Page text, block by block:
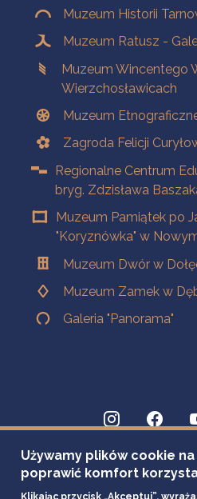
Muzeum Historii
Muzeum Ratusz -
Muzeum Wincentego
Wierzchosławicach
Muzeum
Zagroda Felicji
Regionalne Centrum
bryg. Zdzisława
Muzeum Pamiątek po
"Koryznówka" w
Muzeum Dwór w
Muzeum Zamek w
Galeria "Panorama"
Używamy plików cookie
poprawić komfort
Klikając przycisk „Akceptuj”,